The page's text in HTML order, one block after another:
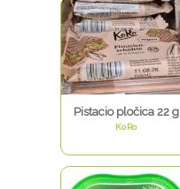
Pistacio pločica 22 g
KoRo